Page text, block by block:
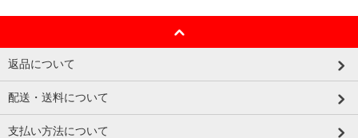
返品について
配送・送料について
支払い方法について